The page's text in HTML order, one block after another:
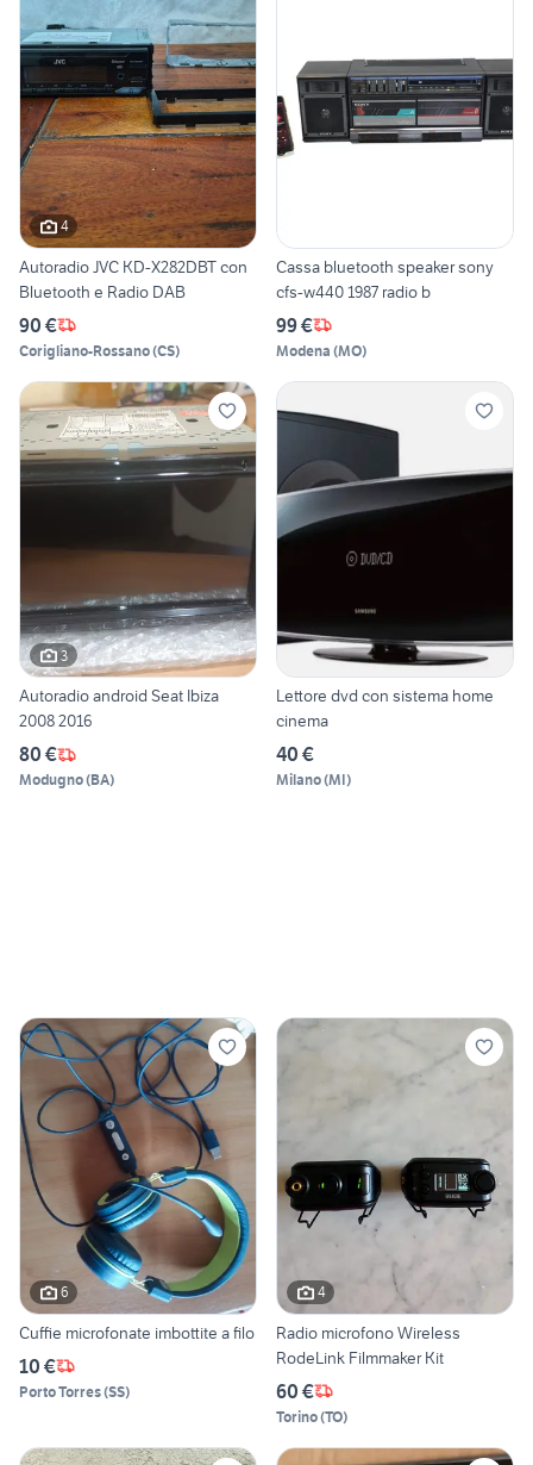
4
Autoradio JVC KD-X282DBT con
Bluetooth e Radio DAB
90 €
Corigliano-Rossano(CS)
Cassa bluetooth speaker sony
cfs-w440 1987 radio b
99 €
Modena (MO)
3
Autoradio android Seat Ibiza
2008 2016
80 €
Modugno(BA)
Lettore dvd con sistema home
cinema
40 €
Milano(MI)
6
Cuffie microfonate imbottite a filo
10 €
Porto Torres(SS)
4
Radio microfono Wireless
RodeLink Filmmaker Kit
60 €
Torino(TO)